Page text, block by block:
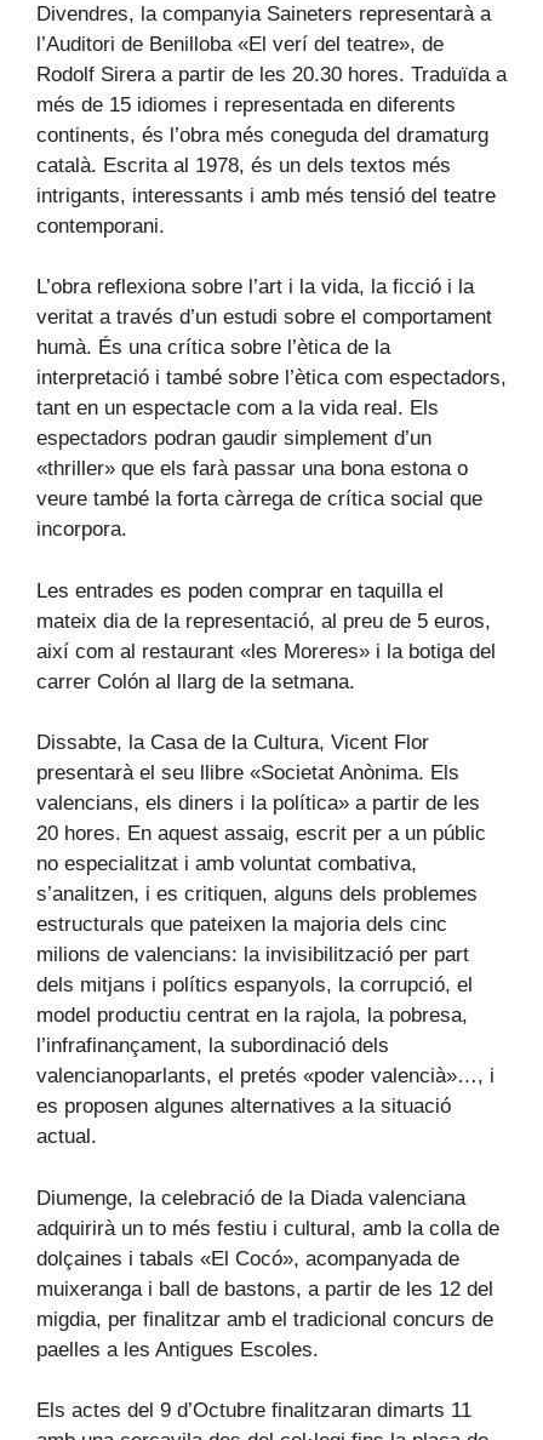
Divendres, la companyia Saineters representarà a
l’Auditori de Benilloba «El verí del teatre», de
Rodolf Sirera a partir de les 20.30 hores. Traduïda a
més de 15 idiomes i representada en diferents
continents, és l’obra més coneguda del dramaturg
català. Escrita al 1978, és un dels textos més
intrigants, interessants i amb més tensió del teatre
contemporani.
L’obra reflexiona sobre l’art i la vida, la ficció i la
veritat a través d’un estudi sobre el comportament
humà. És una crítica sobre l’ètica de la
interpretació i també sobre l’ètica com espectadors,
tant en un espectacle com a la vida real. Els
espectadors podran gaudir simplement d’un
«thriller» que els farà passar una bona estona o
veure també la forta càrrega de crítica social que
incorpora.
Les entrades es poden comprar en taquilla el
mateix dia de la representació, al preu de 5 euros,
així com al restaurant «les Moreres» i la botiga del
carrer Colón al llarg de la setmana.
Dissabte, la Casa de la Cultura, Vicent Flor
presentarà el seu llibre «Societat Anònima. Els
valencians, els diners i la política» a partir de les
20 hores. En aquest assaig, escrit per a un públic
no especialitzat i amb voluntat combativa,
s’analitzen, i es critiquen, alguns dels problemes
estructurals que pateixen la majoria dels cinc
milions de valencians: la invisibilització per part
dels mitjans i polítics espanyols, la corrupció, el
model productiu centrat en la rajola, la pobresa,
l’infrafinançament, la subordinació dels
valencianoparlants, el pretés «poder valencià»…, i
es proposen algunes alternatives a la situació
actual.
Diumenge, la celebració de la Diada valenciana
adquirirà un to més festiu i cultural, amb la colla de
dolçaines i tabals «El Cocó», acompanyada de
muixeranga i ball de bastons, a partir de les 12 del
migdia, per finalitzar amb el tradicional concurs de
paelles a les Antigues Escoles.
Els actes del 9 d’Octubre finalitzaran dimarts 11